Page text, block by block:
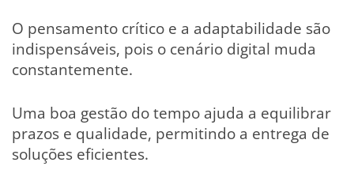
O pensamento crítico e a adaptabilidade são
indispensáveis, pois o cenário digital muda
constantemente.
Uma boa gestão do tempo ajuda a equilibrar
prazos e qualidade, permitindo a entrega de
soluções eficientes.